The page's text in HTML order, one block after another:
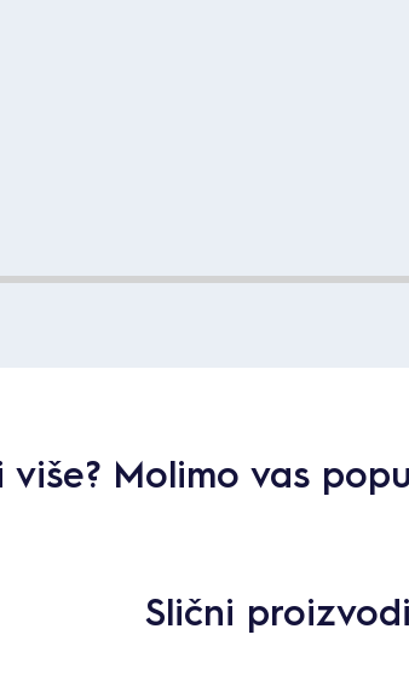
Molimo vas
Slični proizvodi